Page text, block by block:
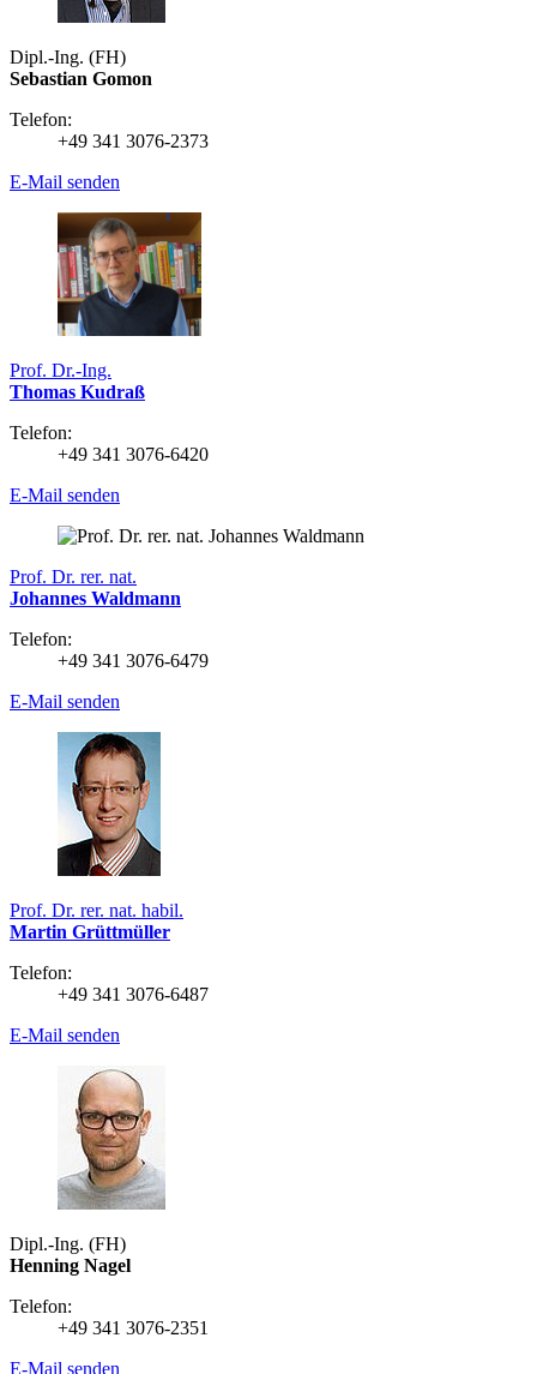
Dipl.-Ing. (FH)
Sebastian Gomon
Telefon:
+49 341 3076-2373
E-Mail senden
Prof. Dr.-Ing.
Thomas Kudraß
Telefon:
+49 341 3076-6420
E-Mail senden
Prof. Dr. rer. nat.
Johannes Waldmann
Telefon:
+49 341 3076-6479
E-Mail senden
Prof. Dr. rer. nat. habil.
Martin Grüttmüller
Telefon:
+49 341 3076-6487
E-Mail senden
Dipl.-Ing. (FH)
Henning Nagel
Telefon:
+49 341 3076-2351
E-Mail senden